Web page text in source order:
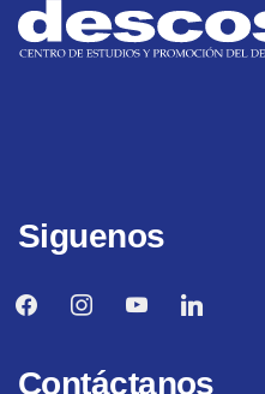
Siguenos
facebookinstagramyoutubelinkedin
Contáctanos